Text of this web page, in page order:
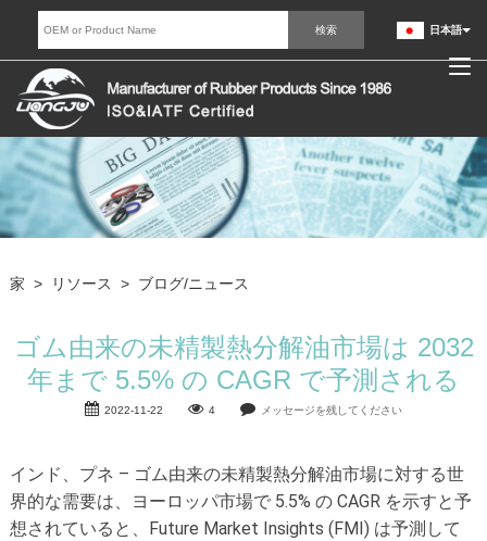
日本語
家 > リソース > ブログ/ニュース
ゴム由来の未精製熱分解油市場は 2032
年まで 5.5% の CAGR で予測される
2022-11-22 4 メッセージを残してください
インド、プネ – ゴム由来の未精製熱分解油市場に対する世
界的な需要は、ヨーロッパ市場で 5.5% の CAGR を示すと予
想されていると、Future Market Insights (FMI) は予測して